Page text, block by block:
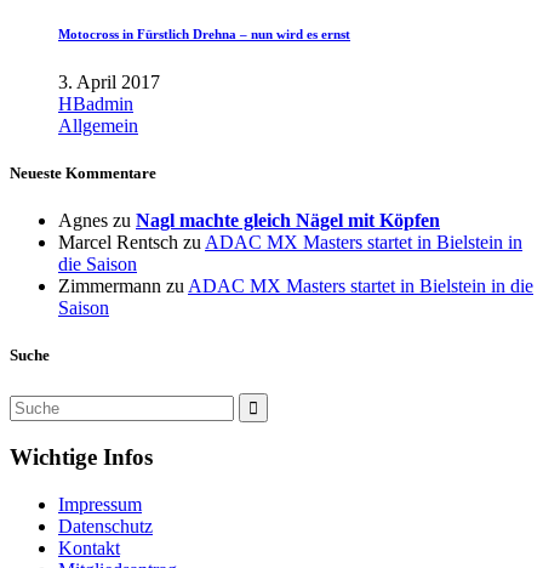
Motocross in Fürstlich Drehna – nun wird es ernst
3. April 2017
HBadmin
Allgemein
Neueste Kommentare
Agnes zu Nagl machte gleich Nägel mit Köpfen
Marcel Rentsch zu ADAC MX Masters startet in Bielstein in
die Saison
Zimmermann zu ADAC MX Masters startet in Bielstein in die
Saison
Suche
Wichtige Infos
Impressum
Datenschutz
Kontakt